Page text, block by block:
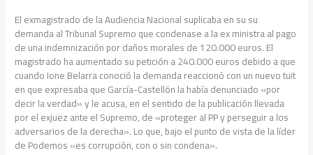
El exmagistrado de la Audiencia Nacional suplicaba en su su
demanda al Tribunal Supremo que condenase a la ex ministra al pago
de una indemnización por daños morales de 120.000 euros. El
magistrado ha aumentado su petición a 240.000 euros debido a que
cuando Ione Belarra conoció la demanda reaccionó con un nuevo tuit
en que expresaba que García-Castellón la había denunciado «por
decir la verdad» y le acusa, en el sentido de la publicación llevada
por el exjuez ante el Supremo, de «proteger al PP y perseguir a los
adversarios de la derecha». Lo que, bajo el punto de vista de la líder
de Podemos «es corrupción, con o sin condena».